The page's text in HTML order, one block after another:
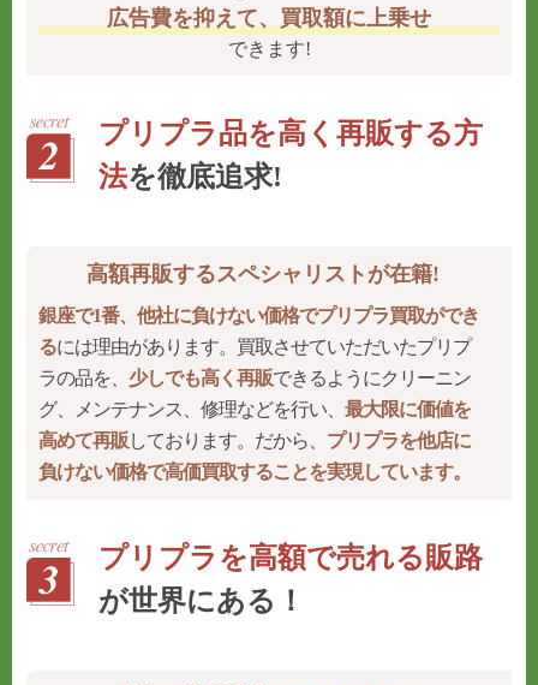
広告費を抑えて、買取額に上乗せ
できます!
プリプラ品を高く再販する方
法を徹底追求!
高額再販するスペシャリストが在籍!
銀座で1番、他社に負けない価格でプリプラ買取ができ
るには理由があります。買取させていただいたプリプ
ラの品を、 少しでも高く再販できるようにクリーニン
グ、メンテナンス、修理などを行い、最大限に価値を
高めて再販しております。だから、 プリプラを他店に
負けない価格で高価買取することを実現しています。
プリプラを高額で売れる販路
が世界にある！